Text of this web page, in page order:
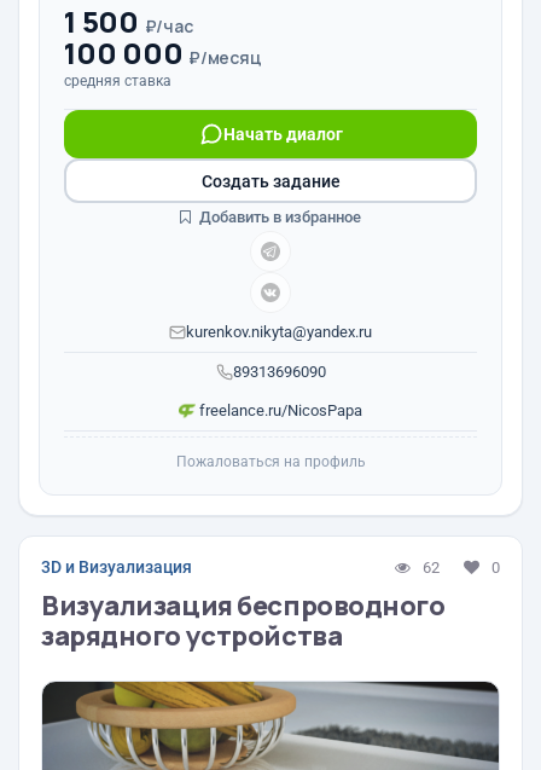
1 500 ₽/час
100 000 ₽/месяц
средняя ставка
89313696090
Начать диалог
kurenkov.nikyta@yandex.ru
freelance.ru/NicosPapa
Создать задание
Добавить в избранное
Пожаловаться на профиль
3D и Визуализация 62 0
Визуализация беспроводного
зарядного устройства